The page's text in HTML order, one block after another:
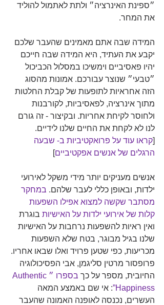
״ספינת האינרציה״ ולתת לאתמול להוליד
את המחר.
המידה שבה אתם מאמינים שהעבר שלכם
יקבע את העתיד, היא המידה שבה חייכם
יהיו פאסיביים וימשיכו במסלול הכביכול
״טבעי״ שנוצר עבורכם. אמונות מהסוג
הזה אחראיות לתופעות של קבלת החלטות
מתוך אינרציה, לפאסיביות, לקורבנות
ולחוסר לקיחת אחריות. ובקיצור - זה גורם
לנו לא לקחת את החיים שלנו לידיים.
[קראו עוד על פרואקטיביות ב- שבעה
הרגלים של אנשים אפקטיביים]
אנשים מעניקים יותר מידי משקל לאירועי
ילדות, ובאופן כללי לעבר שלהם. במחקר
מסתבר שקשה למצוא אפילו השפעות
קלות של אירועי ילדות על האישיות בוגרת
ואין ראיות להשפעות נרחבות על האישיות
שלנו בגיל מבוגר, בטח שלא השפעות
מכריעות, כפי שטען פרויד ואלו שבאו אחריו.
פרופסור מרטין סליגמן, אבי הפסיכולוגיה
החיובית, מספר על כך
בספרו ״Authentic
Happiness” : אי שם באמצע המאה
העשרים, נכנסה לאופנה האמונה שהעבר